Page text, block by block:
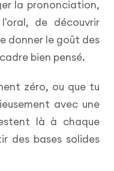
la prononciation,
de découvrir
donner le goût des
bien pensé.
zéro, ou que tu
avec une
là à chaque
des bases solides